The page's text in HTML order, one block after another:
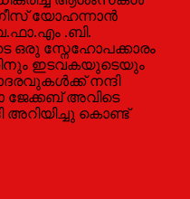
യോഹന്നാന്‍
എം .ബി.
ഒരു സ്നേഹോപക്കാരം
ഇടവകയുടെയും
നന്ദി
ജേക്കബ് അവിടെ
അറിയിച്ചു കൊണ്ട്